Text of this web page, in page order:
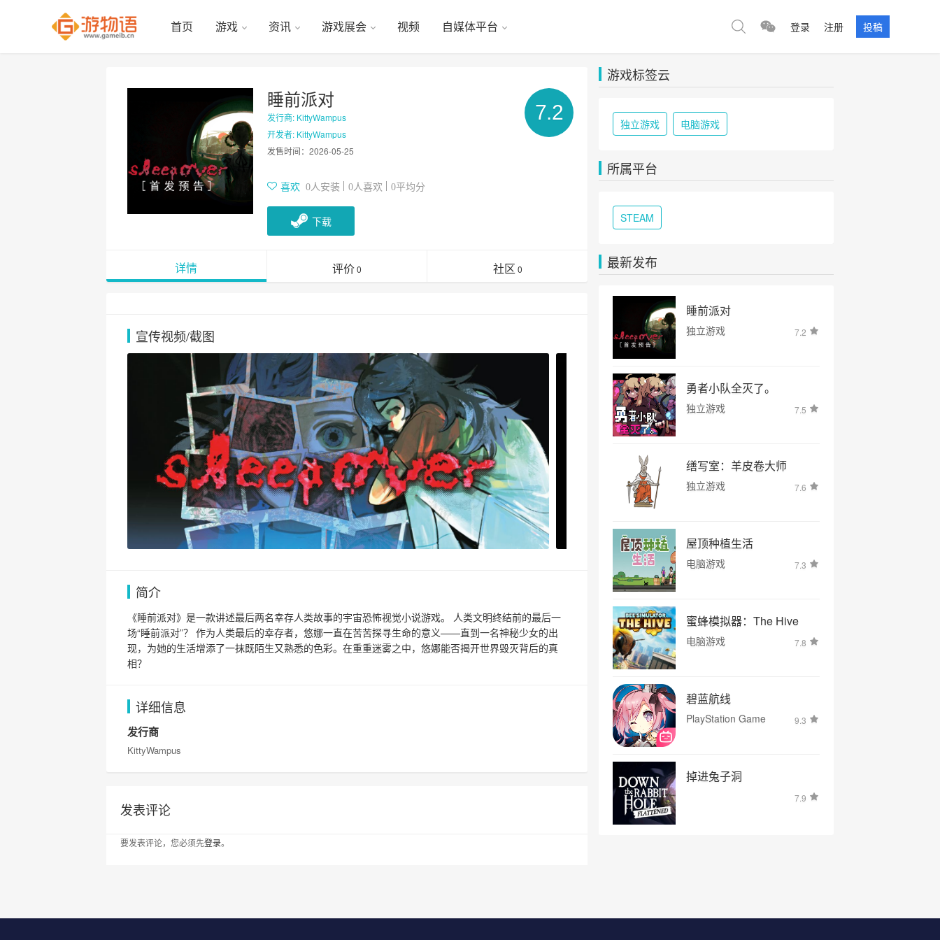
首页 游戏 资讯 游戏展会 视频 自媒体平台 登录 注册 投稿
7.2
睡前派对
发行商: KittyWampus
开发者: KittyWampus
发售时间： 2026-05-25
喜欢 0人安装 0人喜欢 0平均分
下载
详情 评价0 社区 0
宣传视频/截图
简介
《睡前派对》是一款讲述最后两名幸存人类故事的宇宙恐怖视觉小说游戏。 人类文明终结前的最后一
场“睡前派对”？ 作为人类最后的幸存者，悠娜一直在苦苦探寻生命的意义——直到一名神秘少女的出
现，为她的生活增添了一抹既陌生又熟悉的色彩。在重重迷雾之中，悠娜能否揭开世界毁灭背后的真
相？
详细信息
发行商
KittyWampus
发表评论
要发表评论，您必须先登录。
游戏标签云
独立游戏 电脑游戏
所属平台
STEAM
最新发布
睡前派对
独立游戏 7.2
勇者小队全灭了。
独立游戏 7.5
缮写室：羊皮卷大师
独立游戏 7.6
屋顶种植生活
电脑游戏 7.3
蜜蜂模拟器：The Hive
电脑游戏 7.8
碧蓝航线
PlayStation Game 9.3
掉进兔子洞
7.9